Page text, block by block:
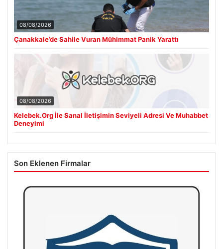
08/08/2026
Çanakkale’de Sahile Vuran Mühimmat Panik Yarattı
08/08/2026
Kelebek.Org İle Sanal İletişimin Seviyeli Adresi Ve Muhabbet
Deneyimi
Son Eklenen Firmalar